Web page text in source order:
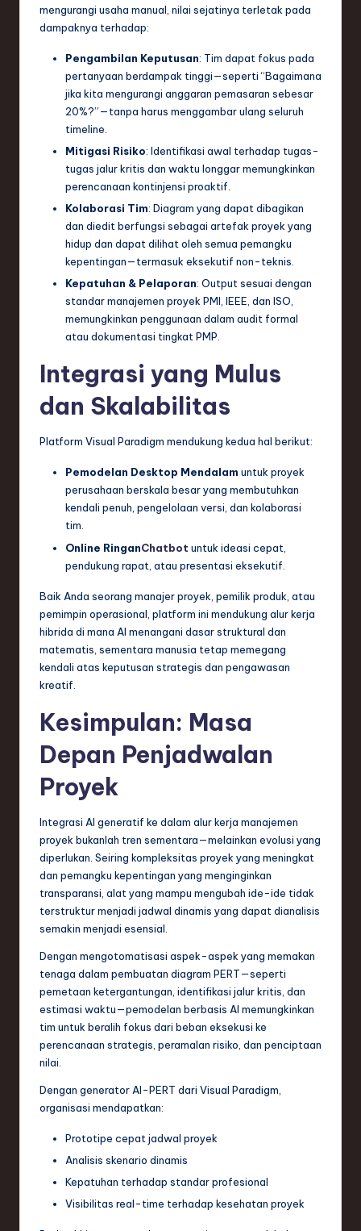
mengurangi usaha manual, nilai sejatinya terletak pada
dampaknya terhadap:
Pengambilan Keputusan: Tim dapat fokus pada
pertanyaan berdampak tinggi—seperti “Bagaimana
jika kita mengurangi anggaran pemasaran sebesar
20%?”—tanpa harus menggambar ulang seluruh
timeline.
Mitigasi Risiko: Identifikasi awal terhadap tugas-
tugas jalur kritis dan waktu longgar memungkinkan
perencanaan kontinjensi proaktif.
Kolaborasi Tim: Diagram yang dapat dibagikan
dan diedit berfungsi sebagai artefak proyek yang
hidup dan dapat dilihat oleh semua pemangku
kepentingan—termasuk eksekutif non-teknis.
Kepatuhan & Pelaporan: Output sesuai dengan
standar manajemen proyek PMI, IEEE, dan ISO,
memungkinkan penggunaan dalam audit formal
atau dokumentasi tingkat PMP.
Integrasi yang Mulus
dan Skalabilitas
Platform Visual Paradigm mendukung kedua hal berikut:
Pemodelan Desktop Mendalam untuk proyek
perusahaan berskala besar yang membutuhkan
kendali penuh, pengelolaan versi, dan kolaborasi
tim.
Online RinganChatbot untuk ideasi cepat,
pendukung rapat, atau presentasi eksekutif.
Baik Anda seorang manajer proyek, pemilik produk, atau
pemimpin operasional, platform ini mendukung alur kerja
hibrida di mana AI menangani dasar struktural dan
matematis, sementara manusia tetap memegang
kendali atas keputusan strategis dan pengawasan
kreatif.
Kesimpulan: Masa
Depan Penjadwalan
Proyek
Integrasi AI generatif ke dalam alur kerja manajemen
proyek bukanlah tren sementara—melainkan evolusi yang
diperlukan. Seiring kompleksitas proyek yang meningkat
dan pemangku kepentingan yang menginginkan
transparansi, alat yang mampu mengubah ide-ide tidak
terstruktur menjadi jadwal dinamis yang dapat dianalisis
semakin menjadi esensial.
Dengan mengotomatisasi aspek-aspek yang memakan
tenaga dalam pembuatan diagram PERT—seperti
pemetaan ketergantungan, identifikasi jalur kritis, dan
estimasi waktu—pemodelan berbasis AI memungkinkan
tim untuk beralih fokus dari beban eksekusi ke
perencanaan strategis, peramalan risiko, dan penciptaan
nilai.
Dengan generator AI-PERT dari Visual Paradigm,
organisasi mendapatkan:
Prototipe cepat jadwal proyek
Analisis skenario dinamis
Kepatuhan terhadap standar profesional
Visibilitas real-time terhadap kesehatan proyek